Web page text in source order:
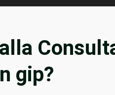
gip?